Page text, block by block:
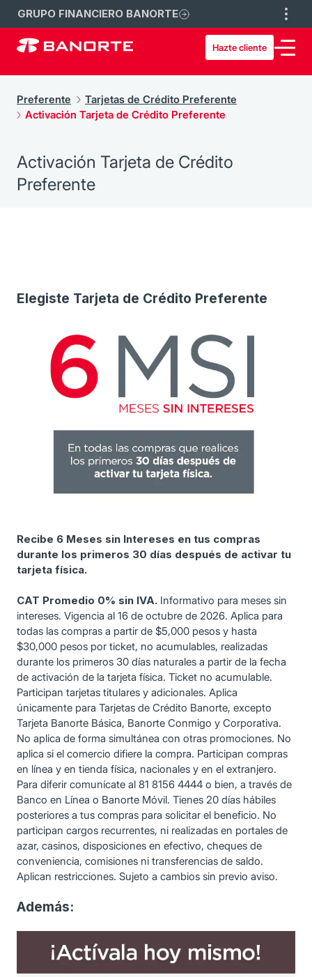
GRUPO FINANCIERO BANORTE
Hazte cliente
Preferente
Tarjetas de Crédito Preferente
Activación Tarjeta de Crédito Preferente
Activación Tarjeta de Crédito
Preferente
Elegiste Tarjeta de Crédito Preferente
Recibe 6 Meses sin Intereses en tus compras
durante los primeros 30 días después de activar tu
tarjeta física.
CAT Promedio 0% sin IVA. Informativo para meses sin
intereses. Vigencia al 16 de octubre de 2026. Aplica para
todas las compras a partir de $5,000 pesos y hasta
$30,000 pesos por ticket, no acumulables, realizadas
durante los primeros 30 días naturales a partir de la fecha
de activación de la tarjeta física. Ticket no acumulable.
Participan tarjetas titulares y adicionales. Aplica
únicamente para Tarjetas de Crédito Banorte, excepto
Tarjeta Banorte Básica, Banorte Conmigo y Corporativa.
No aplica de forma simultánea con otras promociones. No
aplica si el comercio difiere la compra. Participan compras
en línea y en tienda física, nacionales y en el extranjero.
Para diferir comunícate al 81 8156 4444 o bien, a través de
Banco en Línea o Banorte Móvil. Tienes 20 días hábiles
posteriores a tus compras para solicitar el beneficio. No
participan cargos recurrentes, ni realizadas en portales de
azar, casinos, disposiciones en efectivo, cheques de
conveniencia, comisiones ni transferencias de saldo.
Aplican restricciones. Sujeto a cambios sin previo aviso.
Además: